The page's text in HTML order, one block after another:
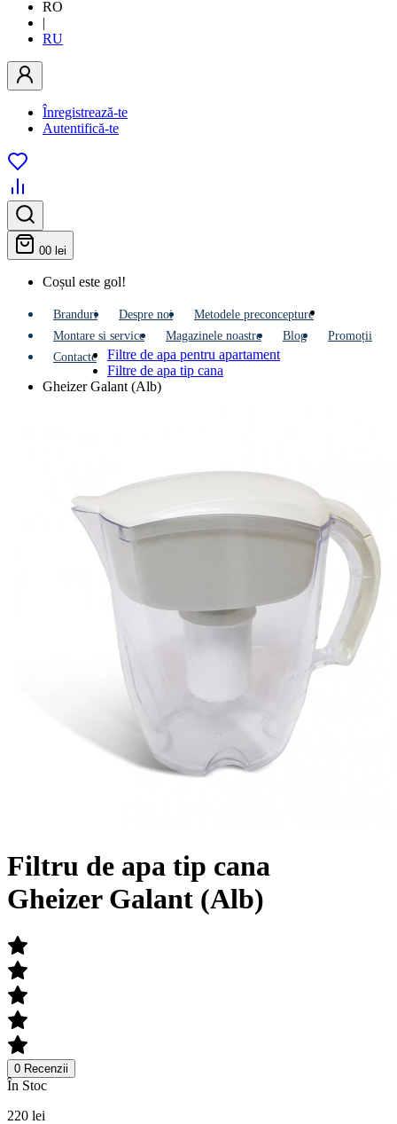
RO
|
RU
Înregistrează-te
Autentifică-te
00 lei
Coșul este gol!
Branduri Despre noi
Metodele preconcepture
Montare si service
Мagazinele noastre Blog
Promoții
Contacte
Filtre de apa pentru apartament
Filtre de apa tip cana
Gheizer Galant (Alb)
Filtru de apa tip cana
Gheizer Galant (Alb)
0 Recenzii
În Stoc
220 lei